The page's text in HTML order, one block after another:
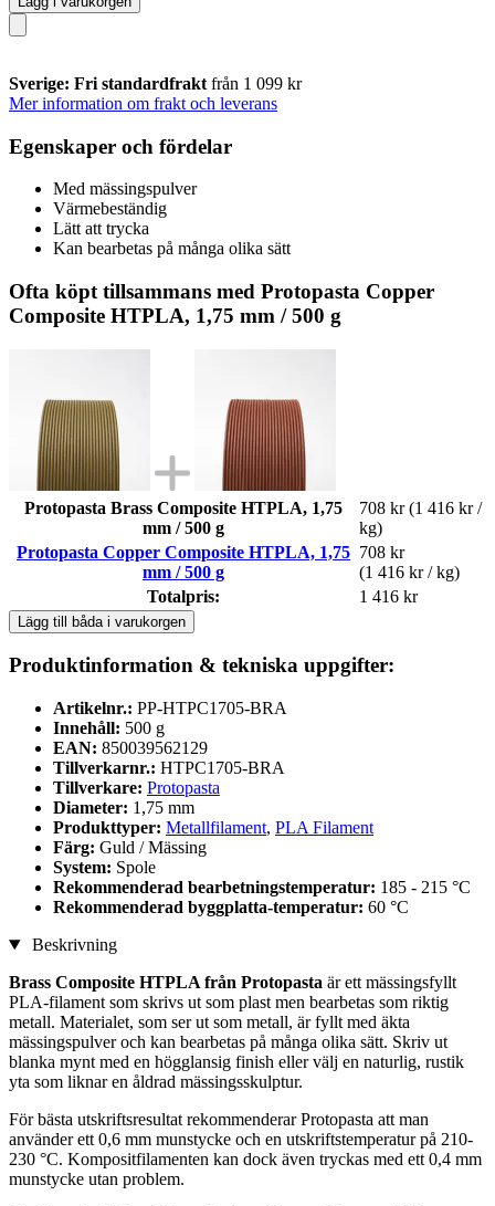
Sverige: Fri standardfrakt från 1 099 kr
Mer information om frakt och leverans
Egenskaper och fördelar
Med mässingspulver
Värmebeständig
Lätt att trycka
Kan bearbetas på många olika sätt
Ofta köpt tillsammans med Protopasta Copper
Composite HTPLA, 1,75 mm / 500 g
Protopasta Brass Composite HTPLA, 1,75
mm / 500 g
708 kr (1 416 kr /
kg)
Protopasta Copper Composite HTPLA, 1,75
mm / 500 g
708 kr
(1 416 kr / kg)
Totalpris:
1 416 kr
Lägg till båda i varukorgen
Produktinformation & tekniska uppgifter:
Artikelnr.: PP-HTPC1705-BRA
Innehåll: 500 g
EAN: 850039562129
Tillverkarnr.: HTPC1705-BRA
Tillverkare: Protopasta
Diameter: 1,75 mm
Produkttyper: Metallfilament, PLA Filament
Färg: Guld / Mässing
System: Spole
Rekommenderad bearbetningstemperatur: 185 - 215 °C
Rekommenderad byggplatta-temperatur: 60 °C
Beskrivning
Brass Composite HTPLA från Protopasta är ett mässingsfyllt
PLA-filament som skrivs ut som plast men bearbetas som riktig
metall. Materialet, som ser ut som metall, är fyllt med äkta
mässingspulver och kan bearbetas på många olika sätt. Skriv ut
blanka mynt med en högglansig finish eller välj en naturlig, rustik
yta som liknar en åldrad mässingsskulptur.
För bästa utskriftsresultat rekommenderar Protopasta att man
använder ett 0,6 mm munstycke och en utskriftstemperatur på 210-
230 °C. Kompositfilamenten kan dock även tryckas med ett 0,4 mm
munstycke utan problem.